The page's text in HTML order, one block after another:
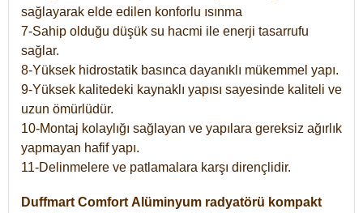
sağlayarak elde edilen konforlu ısınma
7-Sahip olduğu düşük su hacmi ile enerji tasarrufu
sağlar.
8-Yüksek hidrostatik basınca dayanıklı mükemmel yapı.
9-Yüksek kalitedeki kaynaklı yapısı sayesinde kaliteli ve
uzun ömürlüdür.
10-Montaj kolaylığı sağlayan ve yapılara gereksiz ağırlık
yapmayan hafif yapı.
11-Delinmelere ve patlamalara karşı dirençlidir.
Duffmart Comfort Alüminyum radyatörü kompakt